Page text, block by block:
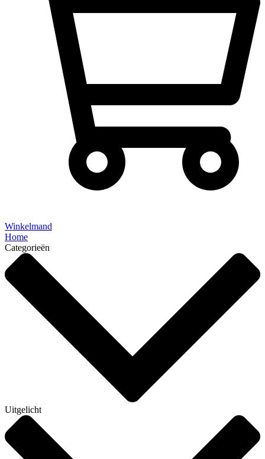
Winkelmand
Home
Categorieën
Uitgelicht